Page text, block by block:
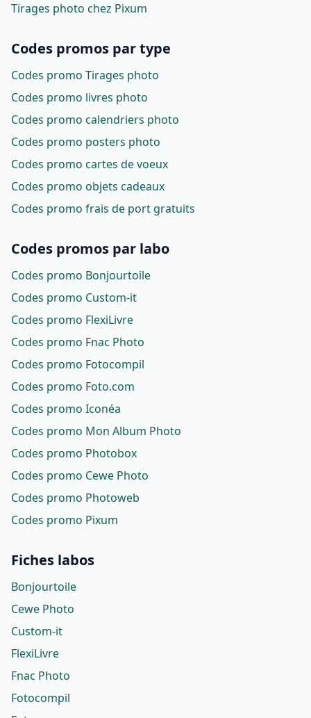
Tirages photo chez Pixum
Codes promos par type
Codes promo Tirages photo
Codes promo livres photo
Codes promo calendriers photo
Codes promo posters photo
Codes promo cartes de voeux
Codes promo objets cadeaux
Codes promo frais de port gratuits
Codes promos par labo
Codes promo Bonjourtoile
Codes promo Custom-it
Codes promo FlexiLivre
Codes promo Fnac Photo
Codes promo Fotocompil
Codes promo Foto.com
Codes promo Iconéa
Codes promo Mon Album Photo
Codes promo Photobox
Codes promo Cewe Photo
Codes promo Photoweb
Codes promo Pixum
Fiches labos
Bonjourtoile
Cewe Photo
Custom-it
FlexiLivre
Fnac Photo
Fotocompil